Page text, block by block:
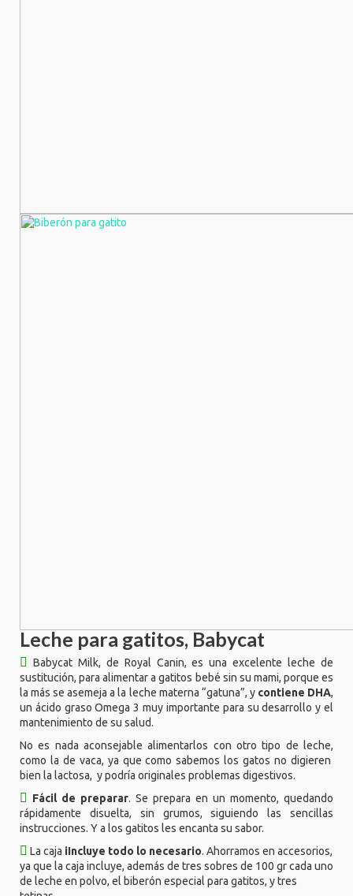
Leche para gatitos, Babycat
Babycat Milk, de Royal Canin, es una excelente leche de
sustitución, para alimentar a gatitos bebé sin su mami, porque es
la más se asemeja a la leche materna “gatuna”, y contiene DHA,
un ácido graso Omega 3 muy importante para su desarrollo y el
mantenimiento de su salud.
No es nada aconsejable alimentarlos con otro tipo de leche,
como la de vaca, ya que como sabemos los gatos no digieren
bien la lactosa, y podría originales problemas digestivos.
Fácil de preparar. Se prepara en un momento, quedando
rápidamente disuelta, sin grumos, siguiendo las sencillas
instrucciones. Y a los gatitos les encanta su sabor.
La caja iIncluye todo lo necesario. Ahorramos en accesorios,
ya que la caja incluye, además de tres sobres de 100 gr cada uno
de leche en polvo, el biberón especial para gatitos, y tres